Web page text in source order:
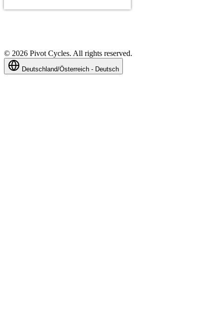
© 2026 Pivot Cycles. All rights reserved.
Deutschland/Österreich - Deutsch